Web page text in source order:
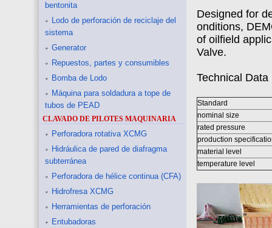
bentonita
Lodo de perforación de reciclaje del
sistema
Generator
Repuestos, partes y consumibles
Bomba de Lodo
Máquina para soldadura a tope de
tubos de PEAD
CLAVADO DE PILOTES MAQUINARIA
Perforadora rotativa XCMG
Hidráulica de pared de diafragma
subterránea
Perforadora de hélice continua (CFA)
Hidrofresa XCMG
Herramientas de perforación
Entubadoras
Designed for
onditions,
of oilfield
Valve.
Technical Data
Standard
nominal size
rated pressure
production
material level
temperature level